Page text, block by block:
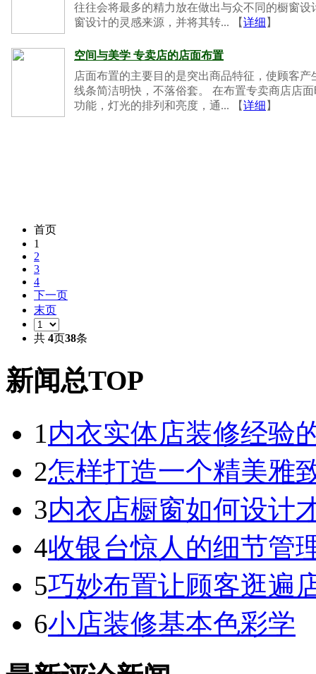
往往会将最多的精力放在做出与众不同的橱窗
窗设计的灵感来源，并将其转... 【详细 】
空间与美学 专卖店的店面布置
店面布置的主要目的是突出商品特征，使顾客
线条简洁明快，不落俗套。 在布置专卖商店店
功能，灯光的排列和亮度，通... 【详细 】
首页
1
2
3
4
下一页
末页
共 4页38条
新闻总TOP
1内衣实体店装修经验
2怎样打造一个精美雅
3内衣店橱窗如何设计
4收银台惊人的细节管
5巧妙布置让顾客逛遍
6小店装修基本色彩学